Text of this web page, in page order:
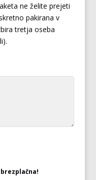
ne želite prejeti
pakirana v
tretja oseba
brezplačna!